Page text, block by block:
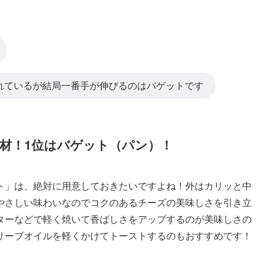
いるが結局一番手が伸びるのはバゲットです
！1位はバゲット（パン）！
は、絶対に用意しておきたいですよね！外はカリッと中
しい味わいなのでコクのあるチーズの美味しさを引き立
などで軽く焼いて香ばしさをアップするのが美味しさの
ブオイルを軽くかけてトーストするのもおすすめです！